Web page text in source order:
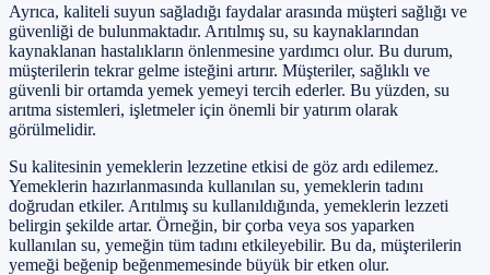
Ayrıca, kaliteli suyun sağladığı faydalar arasında müşteri sağlığı ve
güvenliği de bulunmaktadır. Arıtılmış su, su kaynaklarından
kaynaklanan hastalıkların önlenmesine yardımcı olur. Bu durum,
müşterilerin tekrar gelme isteğini artırır. Müşteriler, sağlıklı ve
güvenli bir ortamda yemek yemeyi tercih ederler. Bu yüzden, su
arıtma sistemleri, işletmeler için önemli bir yatırım olarak
görülmelidir.
Su kalitesinin yemeklerin lezzetine etkisi de göz ardı edilemez.
Yemeklerin hazırlanmasında kullanılan su, yemeklerin tadını
doğrudan etkiler. Arıtılmış su kullanıldığında, yemeklerin lezzeti
belirgin şekilde artar. Örneğin, bir çorba veya sos yaparken
kullanılan su, yemeğin tüm tadını etkileyebilir. Bu da, müşterilerin
yemeği beğenip beğenmemesinde büyük bir etken olur.